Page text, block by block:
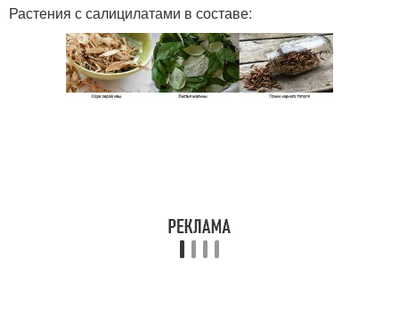
Растения с салицилатами в составе: